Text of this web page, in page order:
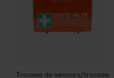
Trousse de secours/trousse